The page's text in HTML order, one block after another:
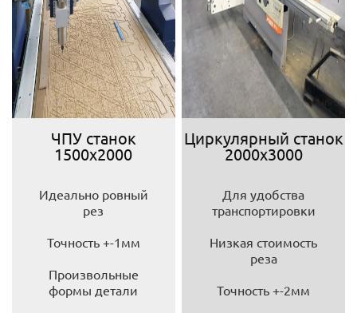
ЧПУ станок
1500х2000
Идеально ровный
рез
Точность +-1мм
Произвольные
формы детали
Циркулярный станок
2000х3000
Для удобства
транспортировки
Низкая стоимость
реза
Точность +-2мм